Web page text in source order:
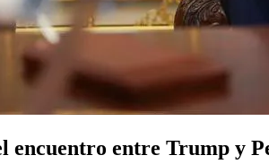
encuentro entre Trump y